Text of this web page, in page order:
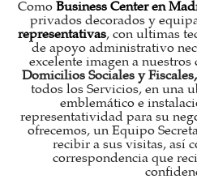
Como Business Center en
privados decorados y
representativas, con ultimas
de apoyo administrativo
excelente imagen a nuestros
Domicilios Sociales y
todos los Servicios, en una
emblemático e
representatividad para su
ofrecemos, un Equipo
recibir a sus visitas, así
correspondencia que